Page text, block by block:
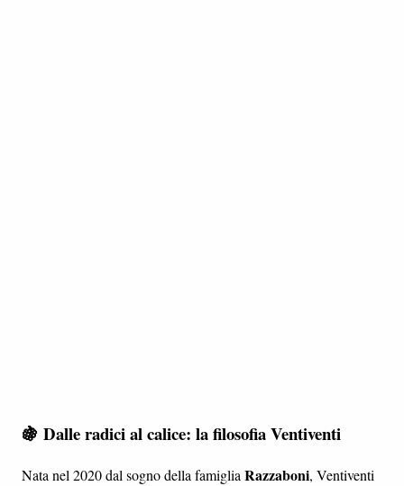
🍇 Dalle radici al calice: la filosofia Ventiventi
Nata nel 2020 dal sogno della famiglia Razzaboni, Ventiventi